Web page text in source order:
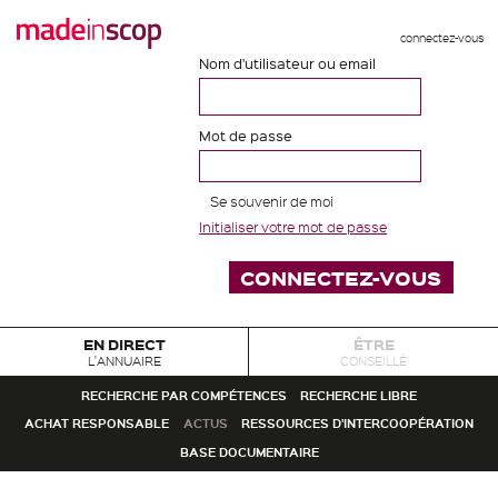
connectez-vous
Nom d'utilisateur ou email
Mot de passe
Se souvenir de moi
Initialiser votre mot de passe
EN DIRECT
L'ANNUAIRE
ÊTRE
CONSEILLÉ
RECHERCHE PAR COMPÉTENCES
RECHERCHE LIBRE
ACHAT RESPONSABLE
ACTUS
RESSOURCES D'INTERCOOPÉRATION
BASE DOCUMENTAIRE